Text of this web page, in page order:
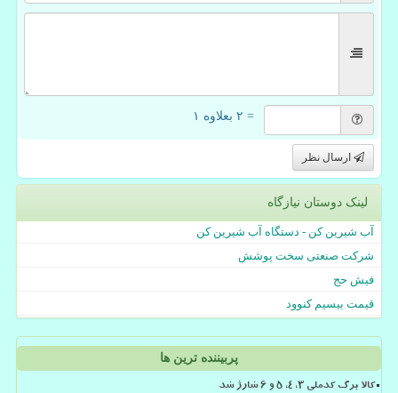
= ۲ بعلاوه ۱
ارسال نظر
لینک دوستان نیازگاه
آب شیرین کن - دستگاه آب شیرین کن
شرکت صنعتی سخت پوشش
فیش حج
قیمت بیسیم کنوود
پربیننده ترین ها
کالا برگ کدملی 3، 4، 5 و 6 شارژ شد